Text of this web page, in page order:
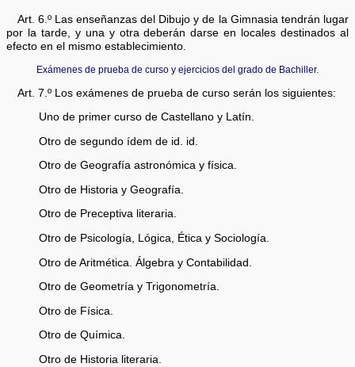
Art. 6.º Las enseñanzas del Dibujo y de la Gimnasia tendrán lugar
por la tarde, y una y otra deberán darse en locales destinados al
efecto en el mismo establecimiento.
Exámenes de prueba de curso y ejercicios del grado de Bachiller.
Art. 7.º Los exámenes de prueba de curso serán los siguientes:
Uno de primer curso de Castellano y Latín.
Otro de segundo ídem de id. id.
Otro de Geografía astronómica y física.
Otro de Historia y Geografía.
Otro de Preceptiva literaria.
Otro de Psicología, Lógica, Ética y Sociología.
Otro de Aritmética. Álgebra y Contabilidad.
Otro de Geometría y Trigonometría.
Otro de Física.
Otro de Química.
Otro de Historia literaria.